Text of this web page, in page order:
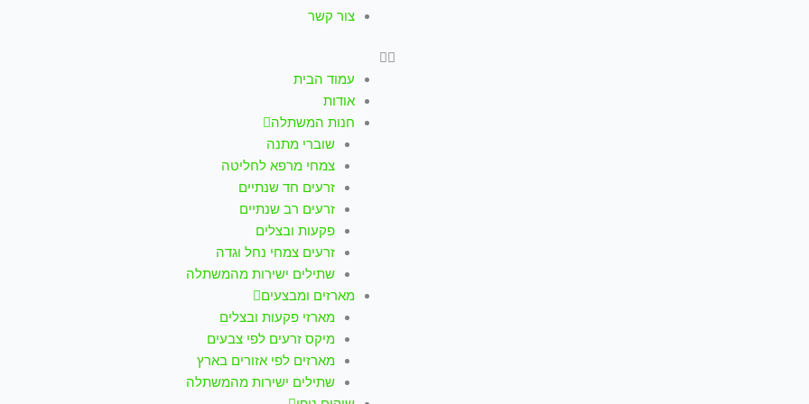
צור קשר
עמוד הבית
אודות
חנות המשתלה
שוברי מתנה
צמחי מרפא לחליטה
זרעים חד שנתיים
זרעים רב שנתיים
פקעות ובצלים
זרעים צמחי נחל וגדה
שתילים ישירות מהמשתלה
מארזים ומבצעים
מארזי פקעות ובצלים
מיקס זרעים לפי צבעים
מארזים לפי אזורים בארץ
שתילים ישירות מהמשתלה